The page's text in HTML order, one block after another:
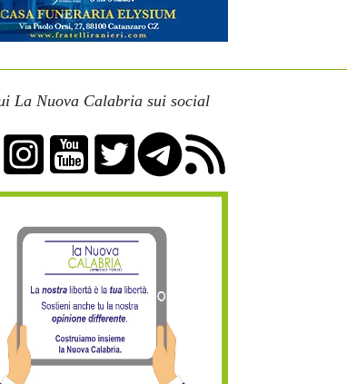
La Nuova Calabria sui social